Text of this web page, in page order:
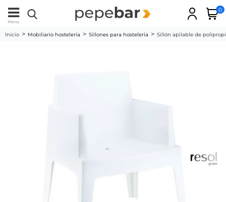
Menu
0
Inicio Mobiliario hostelería Sillones para hostelería Sillón apilable de